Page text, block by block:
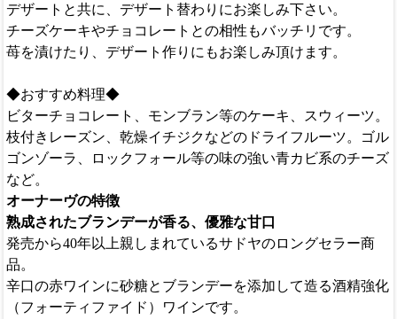
デザートと共に、デザート替わりにお楽しみ下さい。
チーズケーキやチョコレートとの相性もバッチリです。
苺を漬けたり、デザート作りにもお楽しみ頂けます。
◆おすすめ料理◆
ビターチョコレート、モンブラン等のケーキ、スウィーツ。
枝付きレーズン、乾燥イチジクなどのドライフルーツ。ゴル
ゴンゾーラ、ロックフォール等の味の強い青カビ系のチーズ
など。
オーナーヴの特徴
熟成されたブランデーが香る、優雅な甘口
発売から40年以上親しまれているサドヤのロングセラー商
品。
辛口の赤ワインに砂糖とブランデーを添加して造る酒精強化
（フォーティファイド）ワインです。